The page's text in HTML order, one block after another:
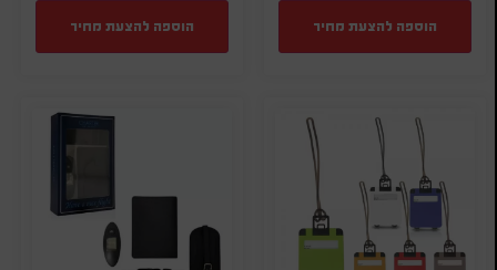
הוספה להצעת מחיר הוספה להצעת מחיר